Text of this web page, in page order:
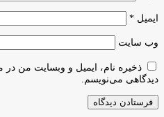
ایمیل *
وب‌ سایت
ذخیره نام، ایمیل و وبسایت من در
دیدگاهی می‌نویسم.